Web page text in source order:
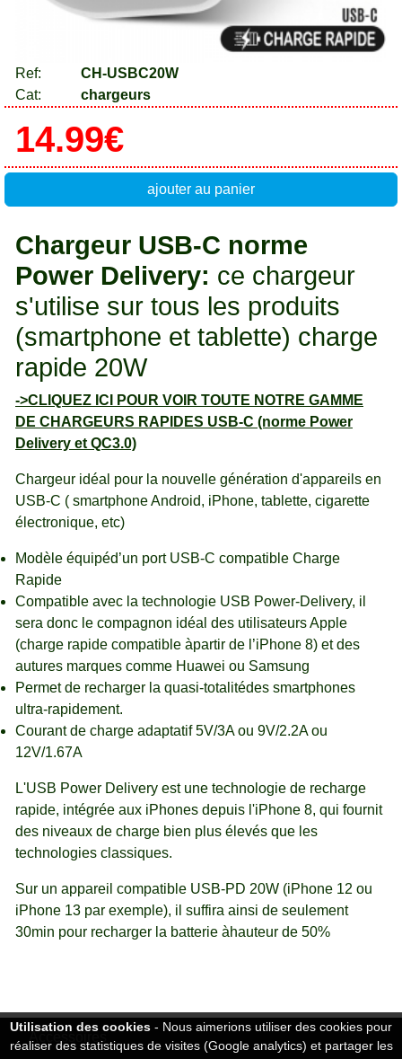
Ref:
CH-USBC20W
Cat:
chargeurs
14.99€
ajouter au panier
Chargeur USB-C norme
Power Delivery: ce chargeur
s'utilise sur tous les produits
(smartphone et tablette) charge
rapide 20W
->CLIQUEZ ICI POUR VOIR TOUTE NOTRE GAMME
DE CHARGEURS RAPIDES USB-C (norme Power
Delivery et QC3.0)
Chargeur idéal pour la nouvelle génération d'appareils en
USB-C ( smartphone Android, iPhone, tablette, cigarette
électronique, etc)
Modèle équipéd’un port USB-C compatible Charge
Rapide
Compatible avec la technologie USB Power-Delivery, il
sera donc le compagnon idéal des utilisateurs Apple
(charge rapide compatible àpartir de l’iPhone 8) et des
autures marques comme Huawei ou Samsung
Permet de recharger la quasi-totalitédes smartphones
ultra-rapidement.
Courant de charge adaptatif 5V/3A ou 9V/2.2A ou
12V/1.67A
L'USB Power Delivery est une technologie de recharge
rapide, intégrée aux iPhones depuis l'iPhone 8, qui fournit
des niveaux de charge bien plus élevés que les
technologies classiques.
Sur un appareil compatible USB-PD 20W (iPhone 12 ou
iPhone 13 par exemple), il suffira ainsi de seulement
30min pour recharger la batterie àhauteur de 50%
Utilisation des cookies - Nous aimerions utiliser des cookies pour
réaliser des statistiques de visites (Google analytics) et partager les